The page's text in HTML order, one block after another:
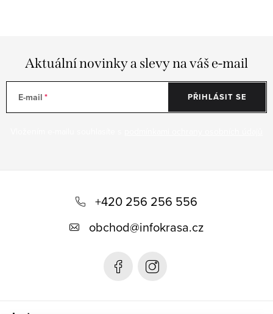
Aktuální novinky a slevy na váš e-mail
E-mail PŘIHLÁSIT SE
+420 256 256 556
obchod@infokrasa.cz